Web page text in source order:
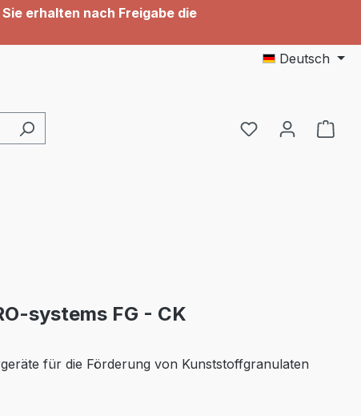
erhalten nach Freigabe die
Deutsch
Du hast 0
systems FG - CK
für die Förderung von Kunststoffgranulaten